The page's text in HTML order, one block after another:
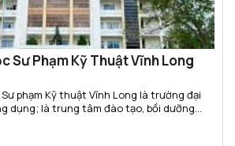
Sư Phạm Kỹ Thuật Vĩnh Long
dụng; là trung tâm đào tạo, bồi dưỡng
nghiệp và cán bộ kỹ thuật đa ngành,
đánh giá kỹ năng nghề,...